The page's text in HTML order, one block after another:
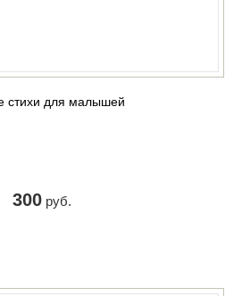
стихи для малышей
300 руб.